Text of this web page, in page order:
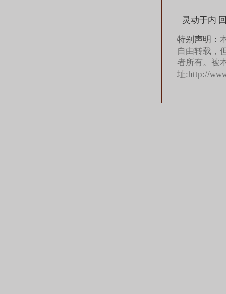
灵动于内
特别声明：
自由转载，
者所有。被
址:http://